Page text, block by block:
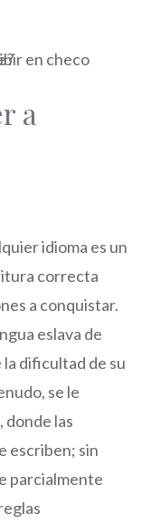
a
idioma es un
correcta
a conquistar.
eslava de
dificultad de su
se le
donde las
escriben; sin
parcialmente